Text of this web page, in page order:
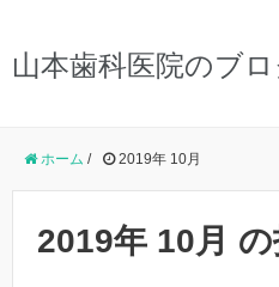
山本歯科医院のブ
ホーム / 2019年 10月
2019年 10月